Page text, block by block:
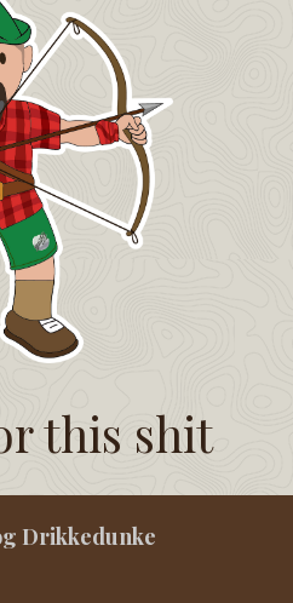
this shit
Drikkedunke